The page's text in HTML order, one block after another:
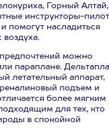
Горный Алтай,
инструкторы-
помогут насладиться
воздуха.
можно
параплане.
летательный аппарат,
подъем и
более мягким
для тех, кто
в спокойной